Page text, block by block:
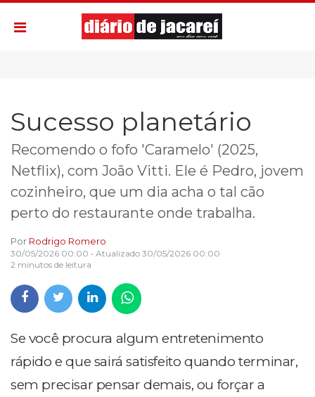
Sucesso planetário
Recomendo o fofo 'Caramelo' (2025,
Netflix), com João Vitti. Ele é Pedro, jovem
cozinheiro, que um dia acha o tal cão
perto do restaurante onde trabalha.
Por Rodrigo Romero
30/05/2026 00:00 • Atualizado 30/05/2026 00:00
2 minutos de leitura
Se você procura algum entretenimento
rápido e que sairá satisfeito quando terminar,
sem precisar pensar demais, ou forçar a